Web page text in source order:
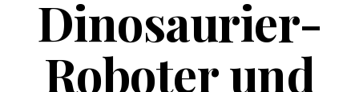
Dinosaurier-
Roboter und